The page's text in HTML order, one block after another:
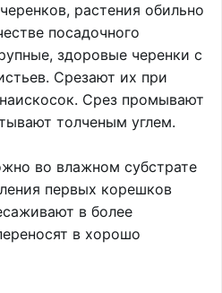
растения обильно
посадочного
здоровые черенки с
Срезают их при
Срез промывают
толченым углем.
во влажном субстрате
первых корешков
в более
в хорошо